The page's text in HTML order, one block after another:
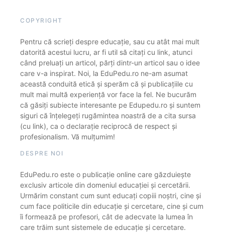
COPYRIGHT
Pentru că scrieți despre educație, sau cu atât mai mult
datorită acestui lucru, ar fi util să citați cu link, atunci
când preluați un articol, părți dintr-un articol sau o idee
care v-a inspirat. Noi, la EduPedu.ro ne-am asumat
această conduită etică și sperăm că și publicațiile cu
mult mai multă experiență vor face la fel. Ne bucurăm
că găsiți subiecte interesante pe Edupedu.ro și suntem
siguri că înțelegeți rugămintea noastră de a cita sursa
(cu link), ca o declarație reciprocă de respect și
profesionalism. Vă mulțumim!
DESPRE NOI
EduPedu.ro este o publicație online care găzduiește
exclusiv articole din domeniul educației și cercetării.
Urmărim constant cum sunt educați copiii noștri, cine și
cum face politicile din educație și cercetare, cine și cum
îi formează pe profesori, cât de adecvate la lumea în
care trăim sunt sistemele de educație și cercetare.